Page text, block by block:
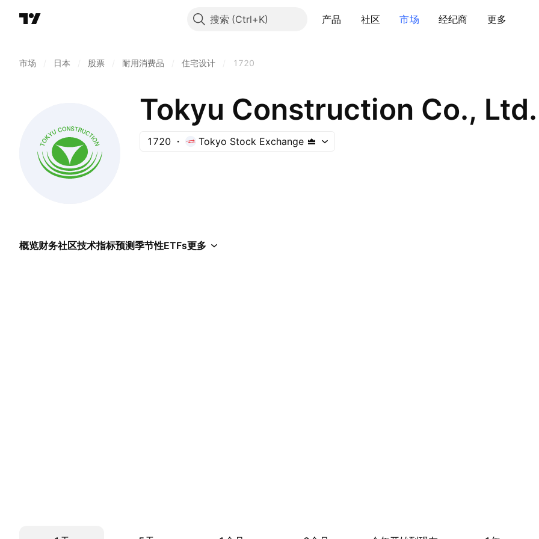
搜索 产品 社区 市场 经纪商 更多
市场 日本 股票 耐用消费品 住宅设计 1720
Tokyu Construction Co., Ltd.
1720 Tokyo Stock Exchange
概览财务社区技术指标预测季节性ETFs更多